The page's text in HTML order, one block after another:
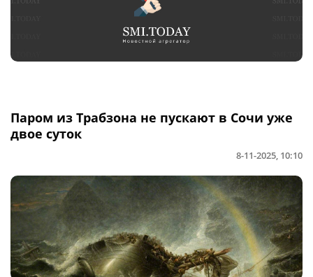
Паром из Трабзона не пускают в Сочи уже
двое суток
8-11-2025, 10:10